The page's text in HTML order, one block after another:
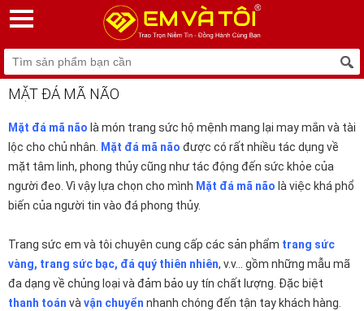
MẶT ĐÁ MÃ NÃO
Mặt đá mã não là món trang sức hộ mệnh mang lại may mắn và tài
lộc cho chủ nhân.
Mặt đá mã não được có rất nhiều tác dụng về
mặt tâm linh, phong thủy cũng như tác động đến sức khỏe của
người đeo. Vì vậy lựa chọn cho mình Mặt đá mã não là việc khá phổ
biến của người tin vào đá phong thủy.
Trang sức em và tôi chuyên cung cấp các sản phẩm trang sức
vàng, trang sức bạc, đá quý thiên nhiên, v.v... gồm những mẫu mã
đa dạng về chủng loại và đảm bảo uy tín chất lượng. Đặc biệt
thanh toán và vận chuyển nhanh chóng đến tận tay khách hàng.